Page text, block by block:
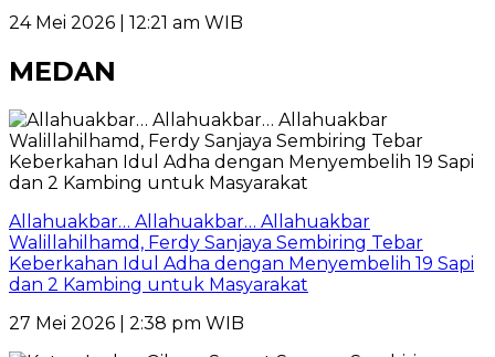
24 Mei 2026 | 12:21 am WIB
MEDAN
Allahuakbar… Allahuakbar… Allahuakbar
Walillahilhamd, Ferdy Sanjaya Sembiring Tebar
Keberkahan Idul Adha dengan Menyembelih 19 Sapi
dan 2 Kambing untuk Masyarakat
27 Mei 2026 | 2:38 pm WIB